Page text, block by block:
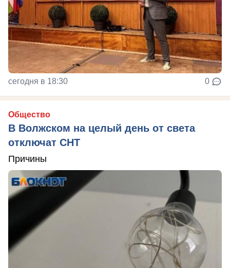
сегодня в 18:30 0
Общество
В Волжском на целый день от света
отключат СНТ
Причины